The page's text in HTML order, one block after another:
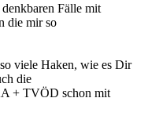
Fälle mit
die mir so
viele Haken, wie es Dir
auch die
TVÖD schon mit